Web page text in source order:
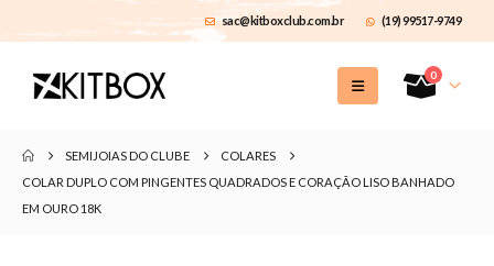
sac@kitboxclub.com.br (19) 99517-9749
0
SEMIJOIAS DO CLUBE
COLARES
COLAR DUPLO COM PINGENTES QUADRADOS E CORAÇÃO LISO BANHADO
EM OURO 18K